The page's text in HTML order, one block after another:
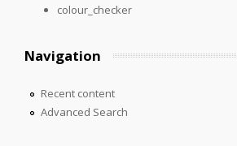
colour_checker
Navigation
Recent content
Advanced Search